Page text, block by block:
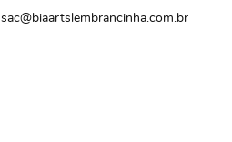
sac@biaartslembrancinha.com.br